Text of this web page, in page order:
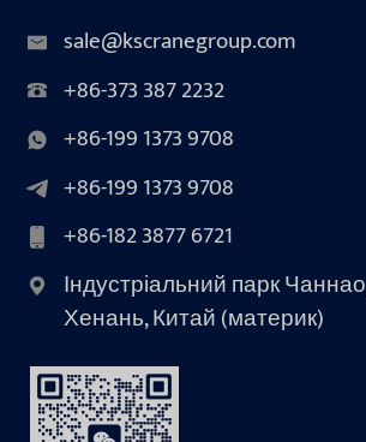
sale@kscranegroup.com
+86-373 387 2232
+86-199 1373 9708
+86-199 1373 9708
+86-182 3877 6721
Індустріальний парк
Хенань, Китай (материк)